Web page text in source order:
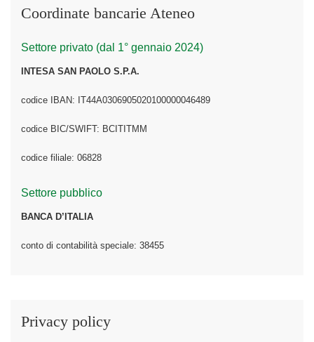
Coordinate bancarie Ateneo
Settore privato (dal 1° gennaio 2024)
INTESA SAN PAOLO S.P.A.
codice IBAN: IT44A0306905020100000046489
codice BIC/SWIFT: BCITITMM
codice filiale: 06828
Settore pubblico
BANCA D’ITALIA
conto di contabilità speciale: 38455
Privacy policy